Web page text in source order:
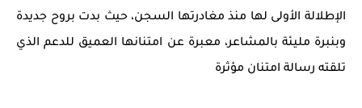
الإطلالة الأولى لها منذ مغادرتها السجن، حيث بدت بروح جديدة
وبنبرة مليئة بالمشاعر، معبرة عن امتنانها العميق للدعم الذي
تلقته رسالة امتنان مؤثرة